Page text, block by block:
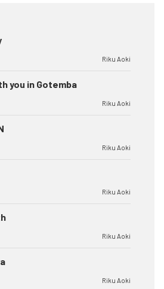
Riku Aoki
you in Gotemba
Riku Aoki
Riku Aoki
Riku Aoki
Riku Aoki
Riku Aoki